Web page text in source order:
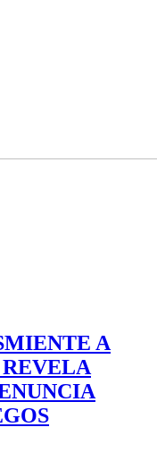
A
REVELA